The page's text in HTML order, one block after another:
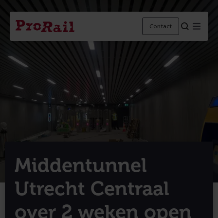
Navigatie
Homepage
ProRail
Contact
Middentunnel
Utrecht Centraal
over 2 weken open